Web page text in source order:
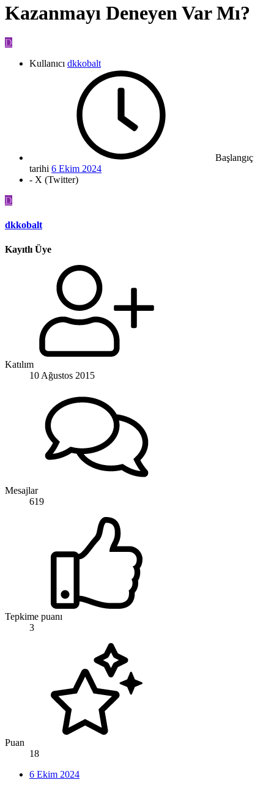
Kazanmayı Deneyen Var Mı?
D
Kullanıcı dkkobalt
Başlangıç
tarihi 6 Ekim 2024
- X (Twitter)
D
dkkobalt
Kayıtlı Üye
Katılım
10 Ağustos 2015
Mesajlar
619
Tepkime puanı
3
Puan
18
6 Ekim 2024